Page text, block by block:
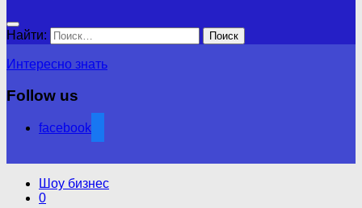
Найти:
Интересно знать
Follow us
facebook
Шоу бизнес
0